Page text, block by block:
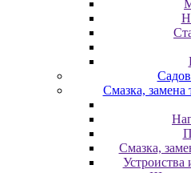
Смазка, замена
Смазка,
Устроиства